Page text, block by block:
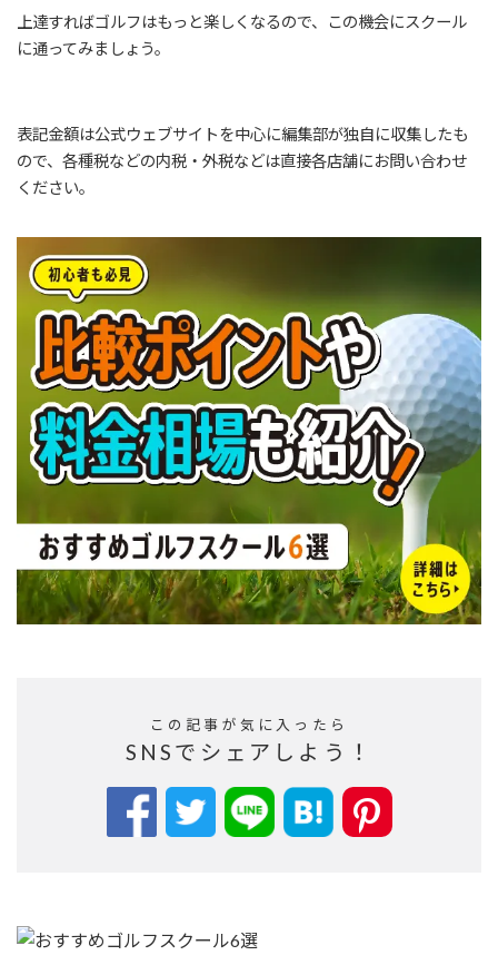
上達すればゴルフはもっと楽しくなるので、この機会にスクール
に通ってみましょう。
表記金額は公式ウェブサイトを中心に編集部が独自に収集したも
ので、各種税などの内税・外税などは直接各店舗にお問い合わせ
ください。
この記事が気に入ったら
SNSでシェアしよう！